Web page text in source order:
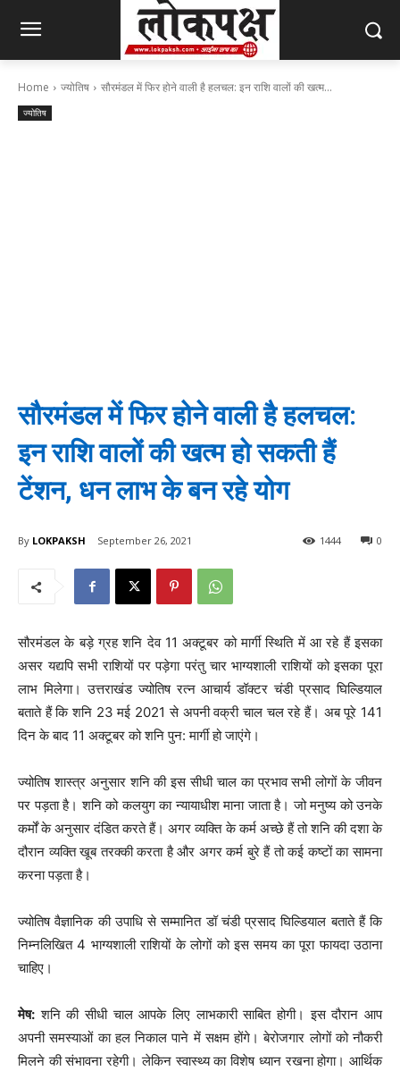
Home ज्योतिष सौरमंडल में फिर होने वाली है हलचल: इन राशि वालों की खत्म...
ज्योतिष
सौरमंडल में फिर होने वाली है हलचल:
इन राशि वालों की खत्म हो सकती हैं
टेंशन, धन लाभ के बन रहे योग
By LOKPAKSH September 26, 2021 0
1444
सौरमंडल के बड़े ग्रह शनि देव 11 अक्टूबर को मार्गी स्थिति में आ रहे हैं इसका
असर यद्यपि सभी राशियों पर पड़ेगा परंतु चार भाग्यशाली राशियों को इसका पूरा
लाभ मिलेगा। उत्तराखंड ज्योतिष रत्न आचार्य डॉक्टर चंडी प्रसाद घिल्डियाल
बताते हैं कि शनि 23 मई 2021 से अपनी वक्री चाल चल रहे हैं। अब पूरे 141
दिन के बाद 11 अक्टूबर को शनि पुन: मार्गी हो जाएंगे।
ज्योतिष शास्त्र अनुसार शनि की इस सीधी चाल का प्रभाव सभी लोगों के जीवन
पर पड़ता है। शनि को कलयुग का न्यायाधीश माना जाता है। जो मनुष्य को उनके
कर्मों के अनुसार दंडित करते हैं। अगर व्यक्ति के कर्म अच्छे हैं तो शनि की दशा के
दौरान व्यक्ति खूब तरक्की करता है और अगर कर्म बुरे हैं तो कई कष्टों का सामना
करना पड़ता है।
ज्योतिष वैज्ञानिक की उपाधि से सम्मानित डॉ चंडी प्रसाद घिल्डियाल बताते हैं कि
निम्नलिखित 4 भाग्यशाली राशियों के लोगों को इस समय का पूरा फायदा उठाना
चाहिए।
मेष: शनि की सीधी चाल आपके लिए लाभकारी साबित होगी। इस दौरान आप
अपनी समस्याओं का हल निकाल पाने में सक्षम होंगे। बेरोजगार लोगों को नौकरी
मिलने की संभावना रहेगी। लेकिन स्वास्थ्य का विशेष ध्यान रखना होगा। आर्थिक